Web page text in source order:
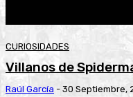
CURIOSIDADES
Villanos de
Raúl García - 30 Septiembre,